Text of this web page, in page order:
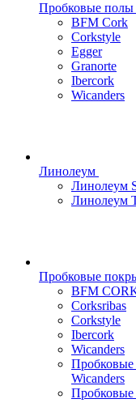
Пробковые полы
BFM Cork
Corkstyle
Egger
Granorte
Ibercork
Wicanders
Линолеум
Линолеум
Линолеум
Пробковые
BFM
Corksribas
Corkstyle
Ibercork
Wicanders
Пробковые
Wicanders
Пробковые